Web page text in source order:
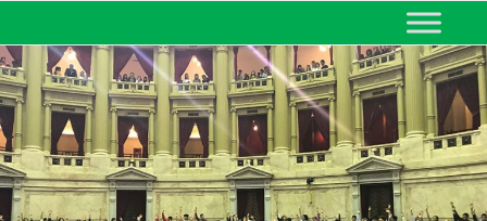
MINISTERIO DE EDUCACIÓN
DE CORRIENTES